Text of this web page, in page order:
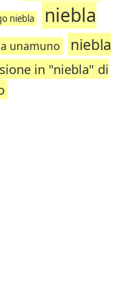
niebla
niebla
unamuno
niebla
in "niebla" di